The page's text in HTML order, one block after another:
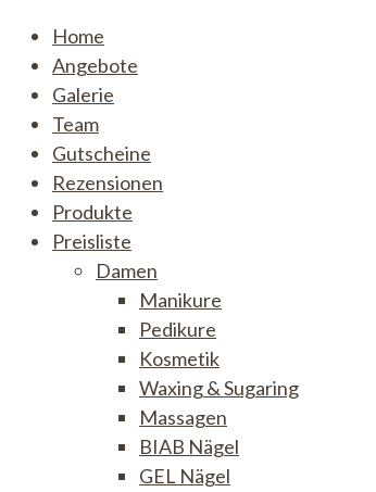
Home
Angebote
Galerie
Team
Gutscheine
Rezensionen
Produkte
Preisliste
Damen
Manikure
Pedikure
Kosmetik
Waxing & Sugaring
Massagen
BIAB Nägel
GEL Nägel